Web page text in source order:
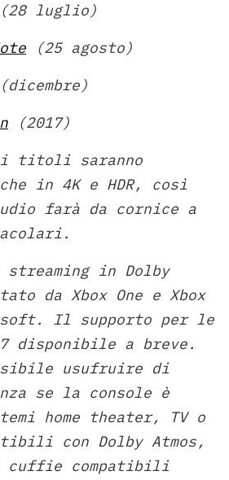
(28 luglio)
(25 agosto)
(dicembre)
(2017)
titoli saranno
in 4K e HDR, così
farà da cornice a
in Dolby
da Xbox One e Xbox
Il supporto per le
disponibile a breve.
usufruire di
se la console è
home theater, TV o
con Dolby Atmos,
cuffie compatibili